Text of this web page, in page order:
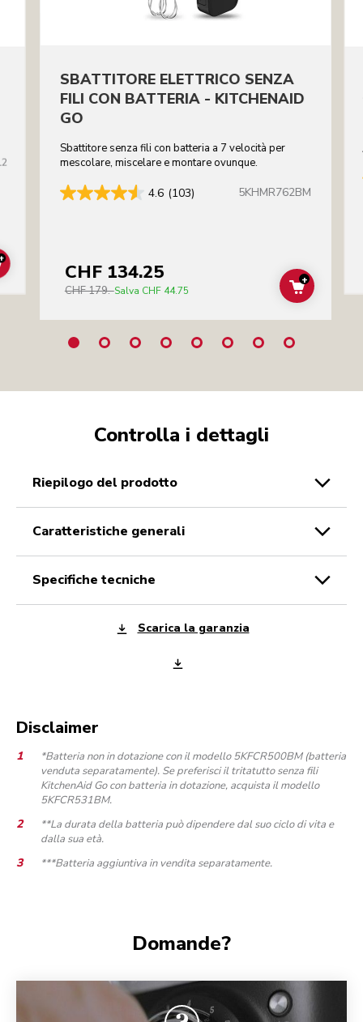
ADD TO CART
SBATTITORE ELETTRICO SENZA
FILI CON BATTERIA - KITCHENAID
GO
Sbattitore senza fili con batteria a 7 velocità per
mescolare, miscelare e montare ovunque.
4.6 (103) 5KHMR762BM
CHF 134.25
CHF 179.-Salva CHF 44.75 ADD TO
+
Controlla i dettagli
riepilogo del prodotto
caratteristiche generali
specifiche tecniche
Scarica la garanzia
Disclaimer
*Batteria non in dotazione con il modello 5KFCR500BM (batteria
venduta separatamente). Se preferisci il tritatutto senza fili
KitchenAid Go con batteria in dotazione, acquista il modello
5KFCR531BM.
**La durata della batteria può dipendere dal suo ciclo di vita e
dalla sua età.
***Batteria aggiuntiva in vendita separatamente.
Domande?